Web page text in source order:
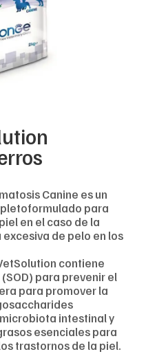
Canine es un
para
en el caso de la
de pelo en los
contiene
para prevenir el
para promover la
intestinal y
esenciales para
trastornos de la piel.